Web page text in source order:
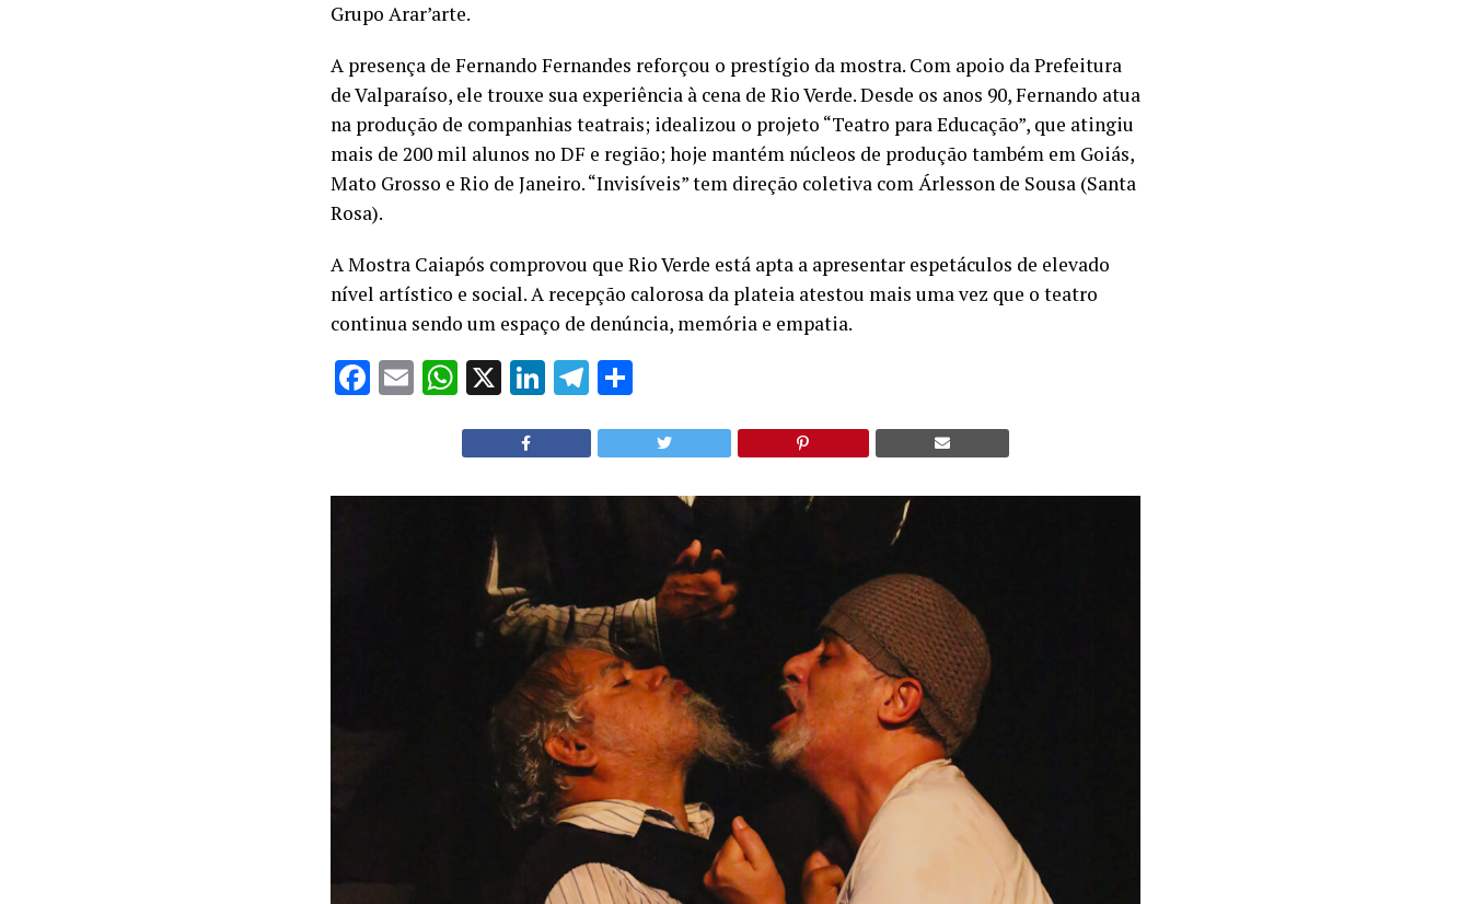
Grupo Arar’arte.
A presença de Fernando Fernandes reforçou o prestígio da mostra. Com apoio da Prefeitura
de Valparaíso, ele trouxe sua experiência à cena de Rio Verde. Desde os anos 90, Fernando atua
na produção de companhias teatrais; idealizou o projeto “Teatro para Educação”, que atingiu
mais de 200 mil alunos no DF e região; hoje mantém núcleos de produção também em Goiás,
Mato Grosso e Rio de Janeiro. “Invisíveis” tem direção coletiva com Árlesson de Sousa (Santa
Rosa).
A Mostra Caiapós comprovou que Rio Verde está apta a apresentar espetáculos de elevado
nível artístico e social. A recepção calorosa da plateia atestou mais uma vez que o teatro
continua sendo um espaço de denúncia, memória e empatia.
Facebook
EmailWhatsApp
X LinkedInTelegram